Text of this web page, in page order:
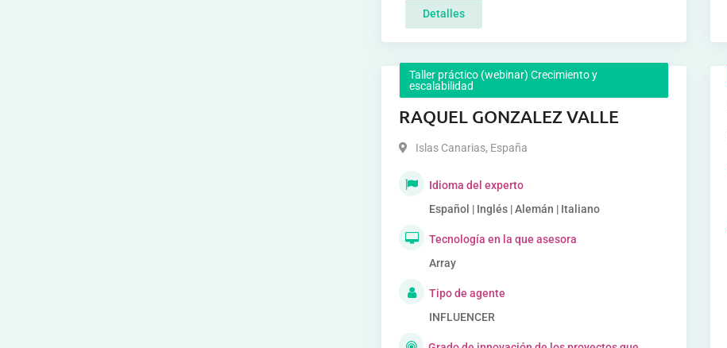
Detalles
Taller práctico (webinar) Crecimiento y
escalabilidad
RAQUEL GONZALEZ VALLE
Islas Canarias, España
Idioma del experto
Español | Inglés | Alemán | Italiano
Tecnología en la que asesora
Array
Tipo de agente
INFLUENCER